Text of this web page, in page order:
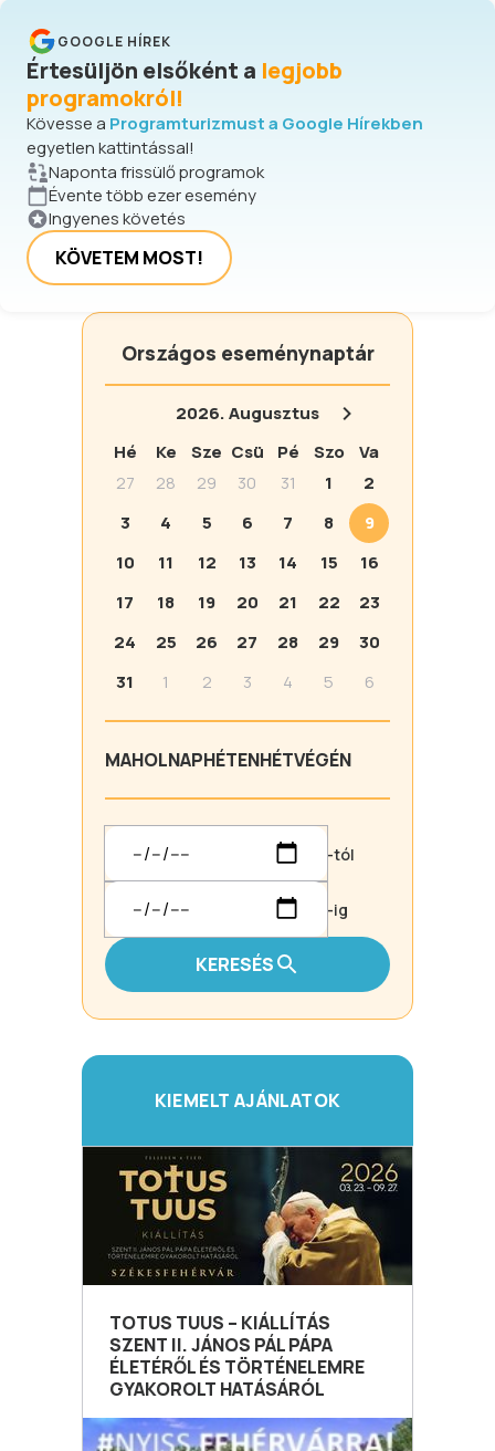
GOOGLE HÍREK
Értesüljön elsőként a legjobb
programokról!
Kövesse a Programturizmust a Google Hírekben
egyetlen kattintással!
Naponta frissülő programok
Évente több ezer esemény
Ingyenes követés
KÖVETEM MOST!
Országos eseménynaptár
2026.Augusztus
Hé
Ke Sze Csü Pé Szo
Va
27
28 29 30 31 1
2
3
4 5 6 7 8
9
10
11 12 13 14 15
16
17
18 19 20 21 22
23
24
25 26 27 28 29
30
31
1 2 3 4 5 6
MAHOLNAPHÉTENHÉTVÉGÉN
-tól
-ig
KERESÉS
KIEMELT AJÁNLATOK
TOTUS TUUS – KIÁLLÍTÁS
SZENT II. JÁNOS PÁL PÁPA
ÉLETÉRŐL ÉS TÖRTÉNELEMRE
GYAKOROLT HATÁSÁRÓL